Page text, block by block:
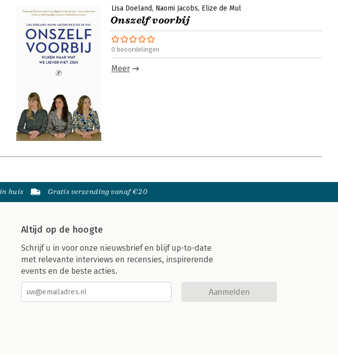
Lisa Doeland Naomi Jacobs Elize de Mul
Onszelf voorbij
0 beoordelingen
Meer
huis Gratis verzending vanaf €20
Altijd op de hoogte
Schrijf u in voor onze nieuwsbrief en blijf up-to-date
met relevante interviews en recensies, inspirerende
events en de beste acties.
Aanmelden